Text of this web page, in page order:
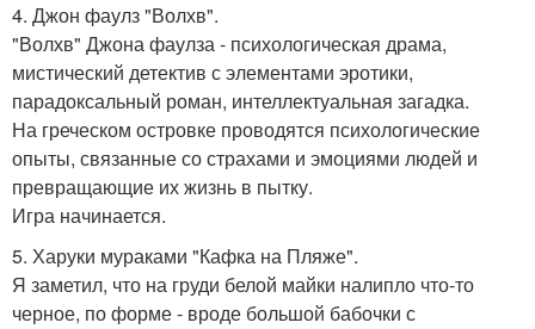
4. Джон фаулз "Волхв".
"Волхв" Джона фаулза - психологическая драма,
мистический детектив с элементами эротики,
парадоксальный роман, интеллектуальная загадка.
На греческом островке проводятся психологические
опыты, связанные со страхами и эмоциями людей и
превращающие их жизнь в пытку.
Игра начинается.
5. Харуки мураками "Кафка на Пляже".
Я заметил, что на груди белой майки налипло что-то
черное, по форме - вроде большой бабочки с